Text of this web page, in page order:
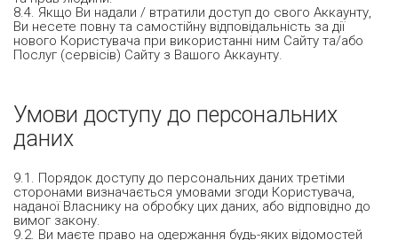
8.4. Якщо Ви надали / втратили доступ до свого Аккаунту,
Ви несете повну та самостійну відповідальність за дії
нового Користувача при використанні ним Сайту та/або
Послуг (сервісів) Сайту з Вашого Аккаунту.
Умови доступу до персональних
даних
9.1. Порядок доступу до персональних даних третіми
сторонами визначається умовами згоди Користувача,
наданої Власнику на обробку цих даних, або відповідно до
вимог закону.
9.2. Ви маєте право на одержання будь-яких відомостей